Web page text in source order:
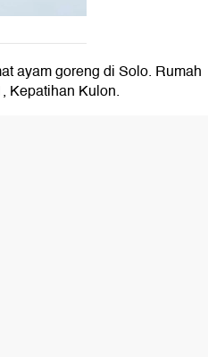
ayam goreng di Solo. Rumah
Kepatihan Kulon.